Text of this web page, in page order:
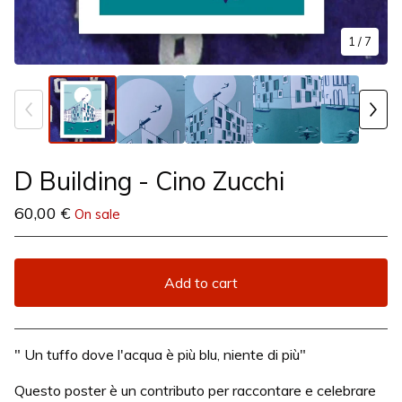
1 / 7
D Building - Cino Zucchi
60,00 € On sale
Add to cart
View cart
" Un tuffo dove l'acqua è più blu, niente di più"
Questo poster è un contributo per raccontare e celebrare